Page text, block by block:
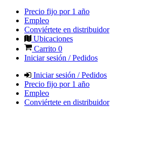
Precio fijo por 1 año
Empleo
Conviértete en distribuidor
Ubicaciones
Carrito 0
Iniciar sesión / Pedidos
Iniciar sesión / Pedidos
Precio fijo por 1 año
Empleo
Conviértete en distribuidor